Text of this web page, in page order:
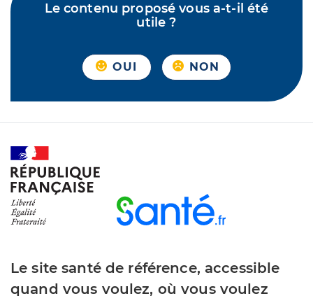
Le contenu proposé vous a-t-il été
utile ?
OUI NON
Le site santé de référence, accessible
quand vous voulez, où vous voulez